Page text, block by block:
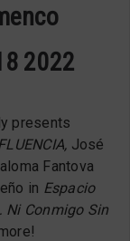
2022
presents
José
Fantova
in Espacio
Ni Conmigo Sin